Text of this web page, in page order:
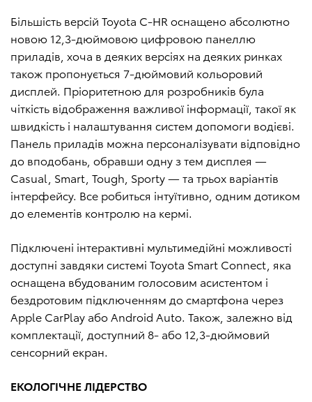
Більшість версій Toyota C-HR оснащено абсолютно
новою 12,3-дюймовою цифровою панеллю
приладів, хоча в деяких версіях на деяких ринках
також пропонується 7-дюймовий кольоровий
дисплей. Пріоритетною для розробників була
чіткість відображення важливої інформації, такої як
швидкість і налаштування систем допомоги водієві.
Панель приладів можна персоналізувати відповідно
до вподобань, обравши одну з тем дисплея —
Casual, Smart, Tough, Sporty — та трьох варіантів
інтерфейсу. Все робиться інтуїтивно, одним дотиком
до елементів контролю на кермі.
Підключені інтерактивні мультимедійні можливості
доступні завдяки системі Toyota Smart Connect, яка
оснащена вбудованим голосовим асистентом і
бездротовим підключенням до смартфона через
Apple CarPlay або Android Auto. Також, залежно від
комплектації, доступний 8- або 12,3-дюймовий
сенсорний екран.
ЕКОЛОГІЧНЕ ЛІДЕРСТВО